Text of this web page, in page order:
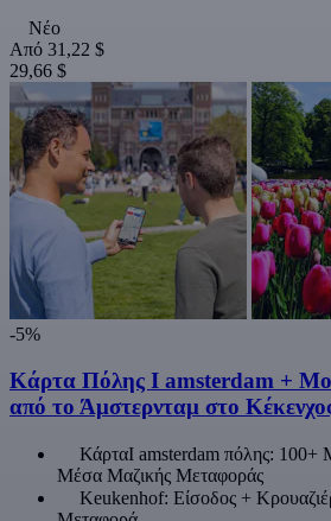
Νέο
Από 31,22 $
29,66 $
-5%
Κάρτα Πόλης Ι amsterdam +
από το Άμστερνταμ στο
ΚάρταI amsterdam πόλης: 100+
Μέσα Μαζικής Μεταφοράς
Keukenhof: Είσοδος +